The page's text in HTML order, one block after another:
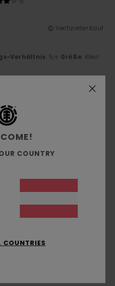
Verifizierter Kauf
Verhältnis: 5 /5 Größe: Klein
/5
COUNTRY
COUNTRIES